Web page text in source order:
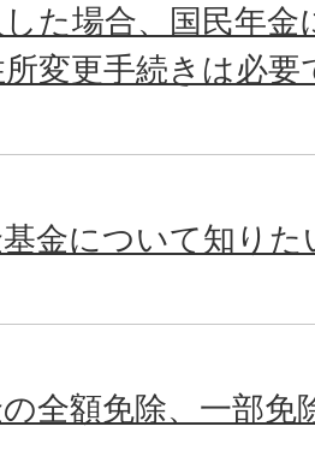
た場合、国民年
変更手続きは必要
金について知りた
全額免除、一部